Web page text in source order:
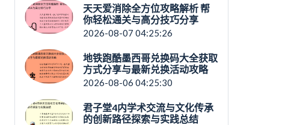
天天爱消除全方位攻略解析 帮
你轻松通关与高分技巧分享
2026-08-07 04:25:26
地铁跑酷墨西哥兑换码大全获取
方式分享与最新兑换活动攻略
2026-08-06 04:25:30
君子堂4内学术交流与文化传承
的创新路径探索与实践总结